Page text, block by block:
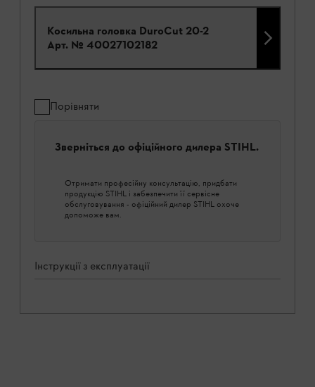
Косильна головка DuroCut 20-2
Арт. № 40027102182
Порівняти
Зверніться до офіційного дилера STIHL.
Отримати професійну консультацію, придбати
продукцію STIHL і забезпечити її сервісне
обслуговування - офіційний дилер STIHL охоче
допоможе вам.
Інструкції з експлуатації